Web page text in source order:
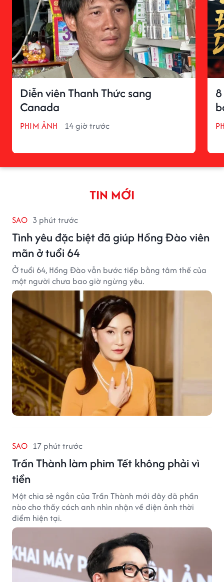
Diễn viên Thanh Thức sang
Canada
PHIM ẢNH 14 giờ trước
TIN MỚI
SAO 3 phút trước
Tình yêu đặc biệt đã giúp Hồng Đào viên
mãn ở tuổi 64
Ở tuổi 64, Hồng Đào vẫn bước tiếp bằng tâm thế của
một người chưa bao giờ ngừng yêu.
SAO 17 phút trước
Trấn Thành làm phim Tết không phải vì
tiền
Một chia sẻ ngắn của Trấn Thành mới đây đã phần
nào cho thấy cách anh nhìn nhận về điện ảnh thời
điểm hiện tại.